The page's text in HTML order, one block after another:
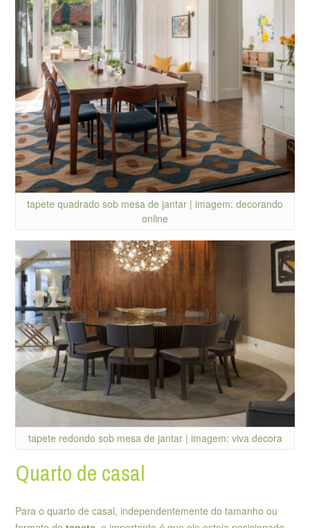
tapete quadrado sob mesa de jantar | imagem: decorando
online
tapete redondo sob mesa de jantar | imagem: viva decora
Quarto de casal
Para o quarto de casal, independentemente do tamanho ou